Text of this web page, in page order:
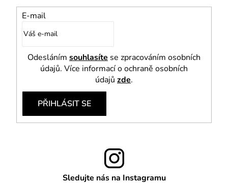
E-mail
Odesláním souhlasíte se zpracováním osobních
údajů. Více informací o ochraně osobních
údajů zde.
PŘIHLÁSIT SE
Sledujte nás na Instagramu